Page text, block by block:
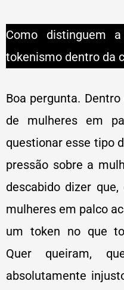
Como distinguem
tokenismo dentro da
Boa pergunta.
de mulheres em
questionar esse tipo
pressão sobre a
descabido dizer
mulheres em palco
um token no que
Quer queiram,
absolutamente